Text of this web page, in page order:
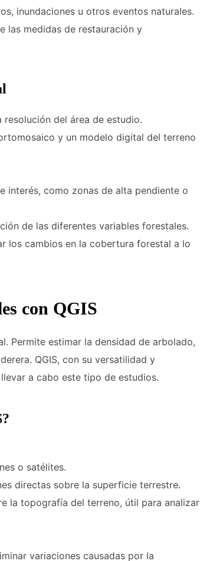
inundaciones u otros eventos naturales.
las medidas de restauración y
del área de estudio.
y un modelo digital del terreno
interés, como zonas de alta pendiente o
de las diferentes variables forestales.
los cambios en la cobertura forestal a lo
con QGIS
Permite estimar la densidad de arbolado,
QGIS, con su versatilidad y
a cabo este tipo de estudios.
o satélites.
directas sobre la superficie terrestre.
la topografía del terreno, útil para analizar
variaciones causadas por la